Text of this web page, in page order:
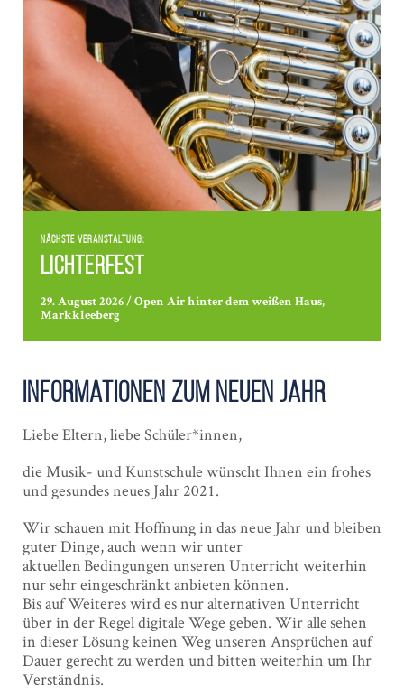
Nächste Veranstaltung:
Lichterfest
29. August 2026 / Open Air hinter dem weißen Haus,
Markkleeberg
Informationen zum neuen Jahr
Liebe Eltern, liebe Schüler*innen,
die Musik- und Kunstschule wünscht Ihnen ein frohes
und gesundes neues Jahr 2021.
Wir schauen mit Hoffnung in das neue Jahr und bleiben
guter Dinge, auch wenn wir unter
aktuellen Bedingungen unseren Unterricht weiterhin
nur sehr eingeschränkt anbieten können.
Bis auf Weiteres wird es nur alternativen Unterricht
über in der Regel digitale Wege geben. Wir alle sehen
in dieser Lösung keinen Weg unseren Ansprüchen auf
Dauer gerecht zu werden und bitten weiterhin um Ihr
Verständnis.